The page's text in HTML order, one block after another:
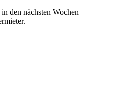
den nächsten Wochen —